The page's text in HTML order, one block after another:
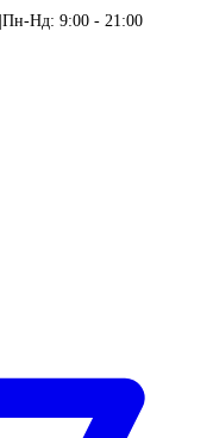
Пн-Нд: 9:00 - 21:00